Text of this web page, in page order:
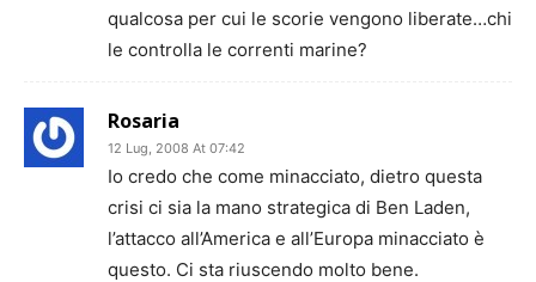
qualcosa per cui le scorie vengono liberate…chi
le controlla le correnti marine?
Rosaria
12 Lug, 2008 At 07:42
Io credo che come minacciato, dietro questa
crisi ci sia la mano strategica di Ben Laden,
l’attacco all’America e all’Europa minacciato è
questo. Ci sta riuscendo molto bene.